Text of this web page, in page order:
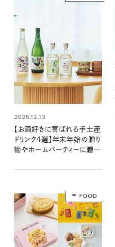
2025.12.13
【お酒好きに喜ばれる手土産
ドリンク4選】年末年始の贈り
物やホームパーティーに贈る
FOOD